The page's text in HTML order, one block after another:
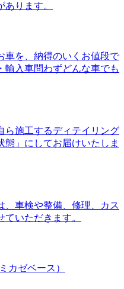
ります。
車を、納得のいくお値段で
輸入車問わずどんな車でも
ら施工するディテイリング
態」にしてお届けいたしま
、車検や整備、修理、カス
いただきます。
カゼベース）